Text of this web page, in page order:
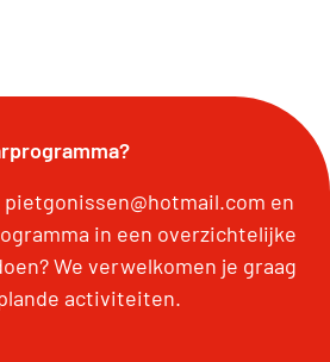
en
in een overzichtelijke
We verwelkomen je graag
activiteiten.